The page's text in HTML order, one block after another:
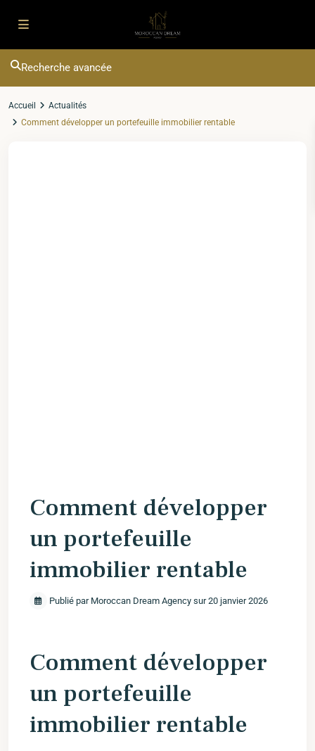
Recherche avancée
Accueil
Actualités
Comment développer un portefeuille immobilier rentable
Comment développer
un portefeuille
immobilier rentable
Publié par Moroccan Dream Agency sur 20 janvier 2026
Comment développer
un portefeuille
immobilier rentable